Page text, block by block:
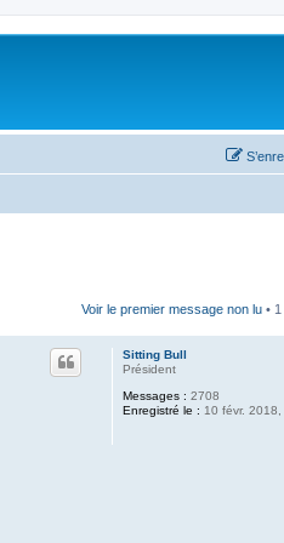
Voir le premier message non lu •
Sitting Bull
Président
Messages : 2708
Enregistré le : 10 févr.